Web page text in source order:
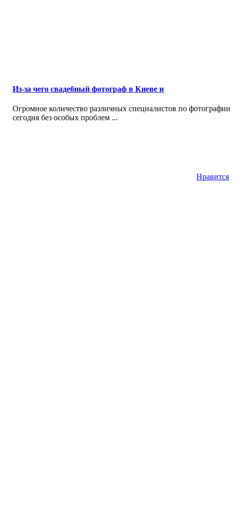
Из-за чего свадебный фотограф в Киеве и
Огромное количество различных специалистов по фотографии
сегодня без особых проблем ...
Нравится